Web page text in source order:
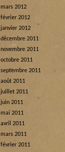
mars 2012
février 2012
janvier 2012
décembre 2011
novembre 2011
octobre 2011
septembre 2011
août 2011
juillet 2011
juin 2011
mai 2011
avril 2011
mars 2011
février 2011